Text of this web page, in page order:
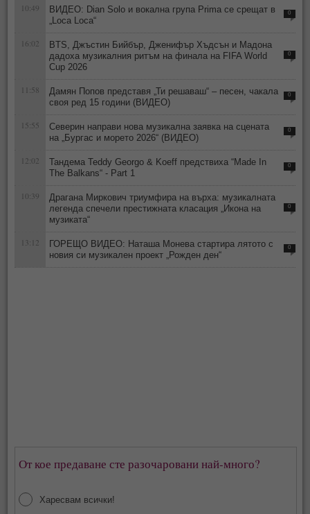
10:49
ВИДЕО: Dian Solo и вокална група Prima се срещат в
„Loca Loca“
0
16:02
BTS, Джъстин Бийбър, Дженифър Хъдсън и Мадона
дадоха музикалния ритъм на финала на FIFA World
Cup 2026
0
11:58
Дамян Попов представя „Ти решаваш“ – песен, чакала
своя ред 15 години (ВИДЕО)
0
15:55
Северин направи нова музикална заявка на сцената
на „Бургас и морето 2026“ (ВИДЕО)
0
12:02
Тандема Teddy Georgo & Koeff предствиха “Made In
The Balkans“ - Part 1
0
10:39
Драгана Миркович триумфира на върха: музикалната
легенда спечели престижната класация „Икона на
музиката“
0
13:12
ГОРЕЩО ВИДЕО: Наташа Монева стартира лятото с
новия си музикален проект „Рожден ден“
0
От кое предаване сте разочаровани най-много?
Харесвам всички!